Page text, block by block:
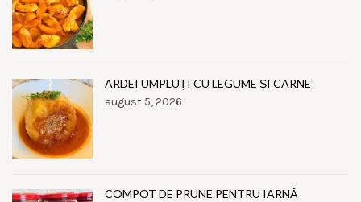
ARDEI UMPLUȚI CU LEGUME ȘI CARNE
august 5, 2026
COMPOT DE PRUNE PENTRU IARNĂ